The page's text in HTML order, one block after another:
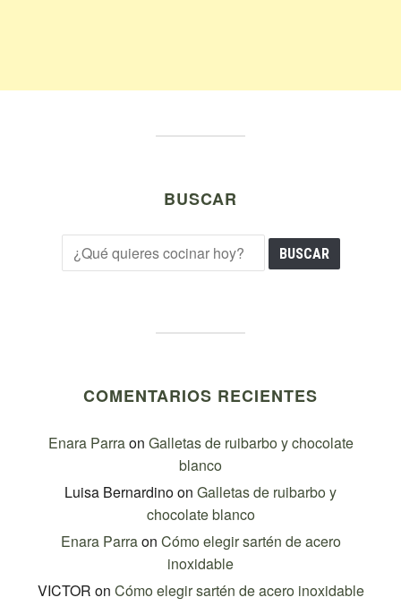
BUSCAR
COMENTARIOS RECIENTES
Enara Parraon Galletas de ruibarbo y chocolate
blanco
Luisa Bernardinoon Galletas de ruibarbo y
chocolate blanco
Enara Parraon Cómo elegir sartén de acero
inoxidable
VICTOR on Cómo elegir sartén de acero inoxidable